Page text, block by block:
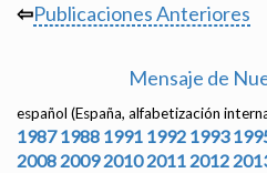
⇦Publicaciones Anteriores
Mensaje de
español (España, alfabetización
1987 1988 1991 1992 1993
2008 2009 2010 2011 2012